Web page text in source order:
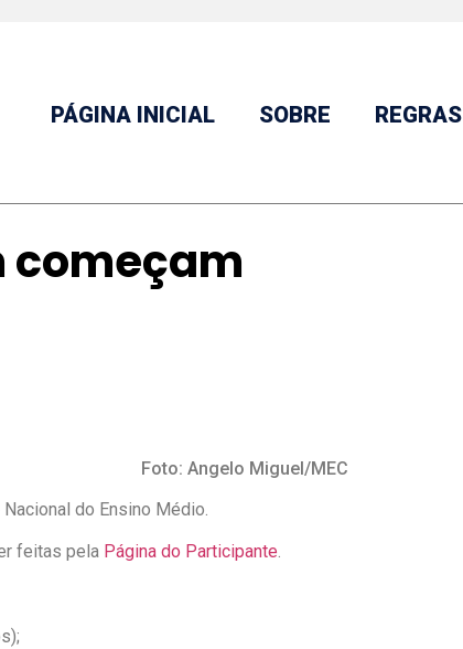
PÁGINA INICIAL SOBRE REGRAS
começam
Foto: Angelo Miguel/MEC
do Ensino Médio.
feitas pela Página do Participante.